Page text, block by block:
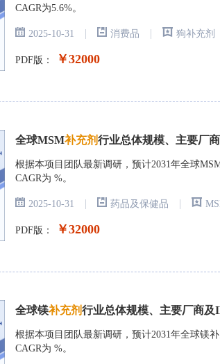
CAGR为5.6%。
2025-10-31 | 消费品 | 狗补充剂
PDF版： ￥32000
全球MSM补充剂行业总体规模、主要厂
根据本项目团队最新调研，预计2031年全球
CAGR为 %。
2025-10-31 | 药品及保健品 |
PDF版： ￥32000
全球镁补充剂行业总体规模、主要厂商及
根据本项目团队最新调研，预计2031年全球镁
CAGR为 %。